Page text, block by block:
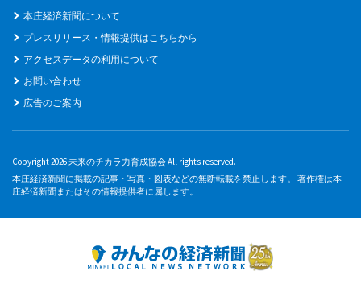
本庄経済新聞について
プレスリリース・情報提供はこちらから
アクセスデータの利用について
お問い合わせ
広告のご案内
Copyright 2026 未来のチカラ力育成協会 All rights reserved.
本庄経済新聞に掲載の記事・写真・図表などの無断転載を禁止します。 著作権は本
庄経済新聞またはその情報提供者に属します。